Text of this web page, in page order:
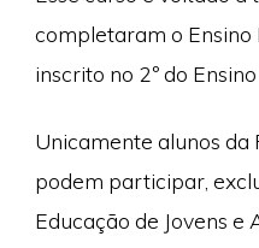
completaram o Ensino
inscrito no 2º do
Unicamente alunos da
podem participar,
Educação de Jovens e